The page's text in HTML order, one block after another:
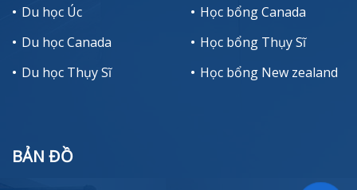
Du học Úc
Du học Canada
Du học Thụy Sĩ
Học bổng Canada
Học bổng Thụy Sĩ
Học bổng New zealand
BẢN ĐỒ